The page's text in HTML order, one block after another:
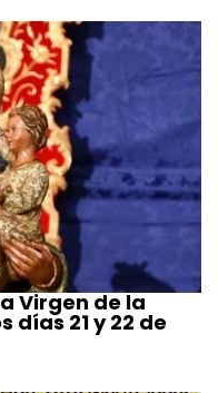
Virgen de la
días 21 y 22 de